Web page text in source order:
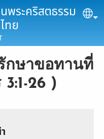
พระคริสตธรรม
ทย
กษาขอทานที่
26 )